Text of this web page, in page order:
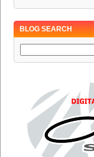
BLOG SEARCH